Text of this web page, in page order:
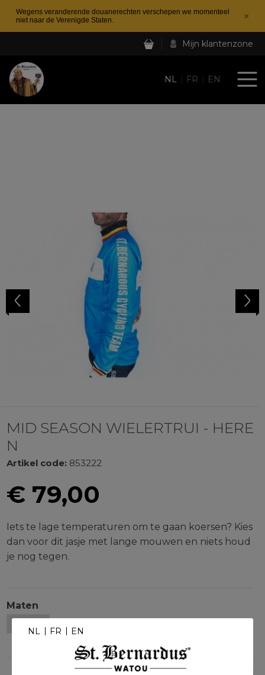
Wegens veranderende douanerechten verschepen we momenteel
niet naar de Verenigde Staten.
×
Mijn klantenzone
NL FR EN
Previous Next
MID SEASON WIELERTRUI - HERE
N
Artikel code: 853222
€ 79,00
Iets te lage temperaturen om te gaan koersen? Kies
dan voor dit jasje met lange mouwen en niets houd
je nog tegen.
Maten
NL FR EN